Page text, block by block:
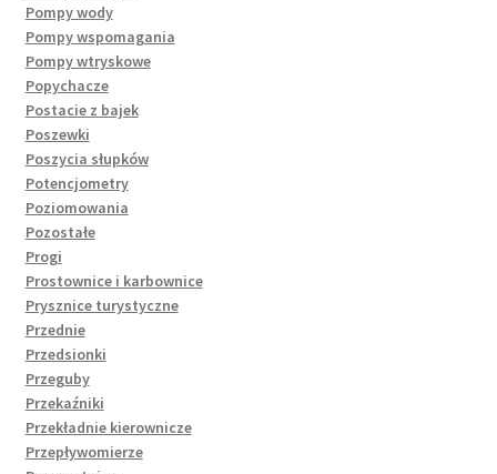
Pompy wody
Pompy wspomagania
Pompy wtryskowe
Popychacze
Postacie z bajek
Poszewki
Poszycia słupków
Potencjometry
Poziomowania
Pozostałe
Progi
Prostownice i karbownice
Prysznice turystyczne
Przednie
Przedsionki
Przeguby
Przekaźniki
Przekładnie kierownicze
Przepływomierze